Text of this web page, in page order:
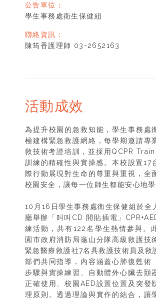
公告單位：
學生事務處衛生保健組
聯絡資訊：
陳筠香護理師 03-2652163
活動成效
為提升校園的急救知能，學生事務處
極建構緊急救護網絡，每學期邀請專
救技術考證培訓，並採用QCPR
訓練的精確性與實操感。本校設置17
際行動展現對生命的尊重與重視，全
校園安全，讓每一位師生都能安心地學
10月16日學生事務處衛生保健組於全
廳舉辦「叫叫CD 開貼插電」
練活動，共有122名學生熱情參與。
園市政府消防局龜山分隊高級救護技
緊急醫療救護社7名具救護技術員及救
部們共同指導，內容涵蓋心肺復甦術
步驟與實操練習、自動體外心臟去顫
正確使用、校園AED設置位置及突發
理原則。透過理論與實作的結合，讓